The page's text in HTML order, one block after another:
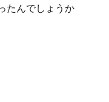
たんでしょうか